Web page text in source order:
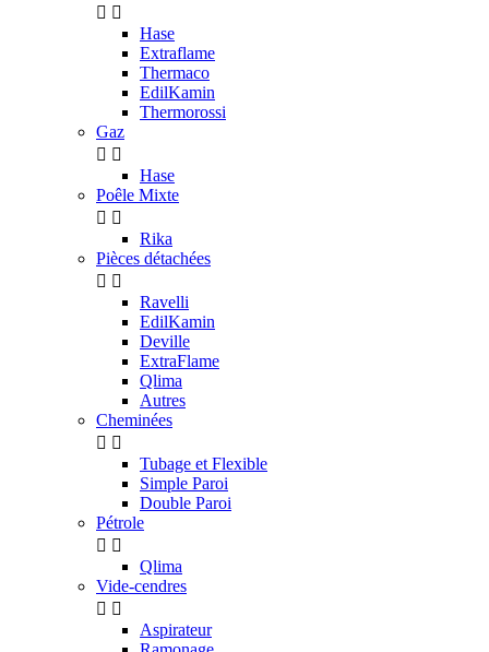
 
Hase
Extraflame
Thermaco
EdilKamin
Thermorossi
Gaz
 
Hase
Poêle Mixte
 
Rika
Pièces détachées
 
Ravelli
EdilKamin
Deville
ExtraFlame
Qlima
Autres
Cheminées
 
Tubage et Flexible
Simple Paroi
Double Paroi
Pétrole
 
Qlima
Vide-cendres
 
Aspirateur